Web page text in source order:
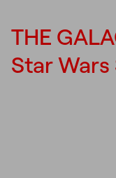
THE
Star Wars